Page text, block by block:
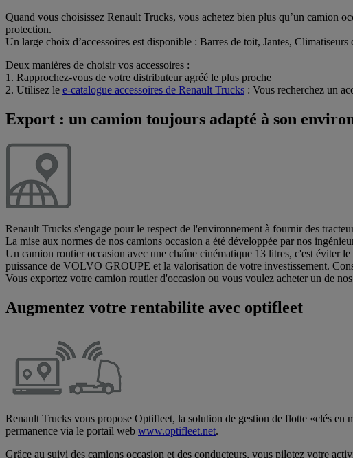
Quand vous choisissez Renault Trucks, vous achetez bien plus qu’un camion
protection.
Un large choix d’accessoires est disponible : Barres de toit, Jantes,
Deux manières de choisir vos accessoires :
1. Rapprochez-vous de votre distributeur agréé le plus proche
2. Utilisez le e-catalogue accessoires de Renault Trucks : Vous recherchez un
Export : un camion toujours adapté à son
Renault Trucks s'engage pour le respect de l'environnement à fournir des
La mise aux normes de nos camions occasion a été développée par nos
Un camion routier occasion avec une chaîne cinématique 13 litres, c'est éviter
puissance de VOLVO GROUPE et la valorisation de votre investissement.
Vous exportez votre camion routier d'occasion ou vous voulez acheter un de
Augmentez votre rentabilite avec optifleet
Renault Trucks vous propose Optifleet, la solution de gestion de flotte «clés en
permanence via le portail web www.optifleet.net.
Grâce au suivi des camions occasion et des conducteurs, vous pilotez votre